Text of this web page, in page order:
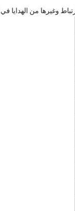
وغيرها من الهدايا